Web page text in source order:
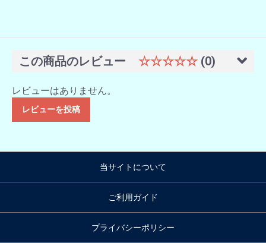
この商品のレビュー ☆☆☆☆☆ (0)
レビューはありません。
レビューを投稿
当サイトについて
ご利用ガイド
プライバシーポリシー